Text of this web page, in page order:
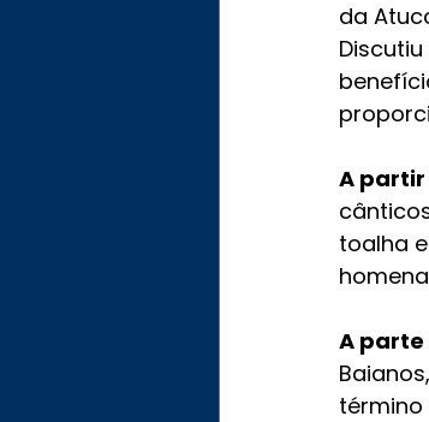
da
A partir
toalha
A
término